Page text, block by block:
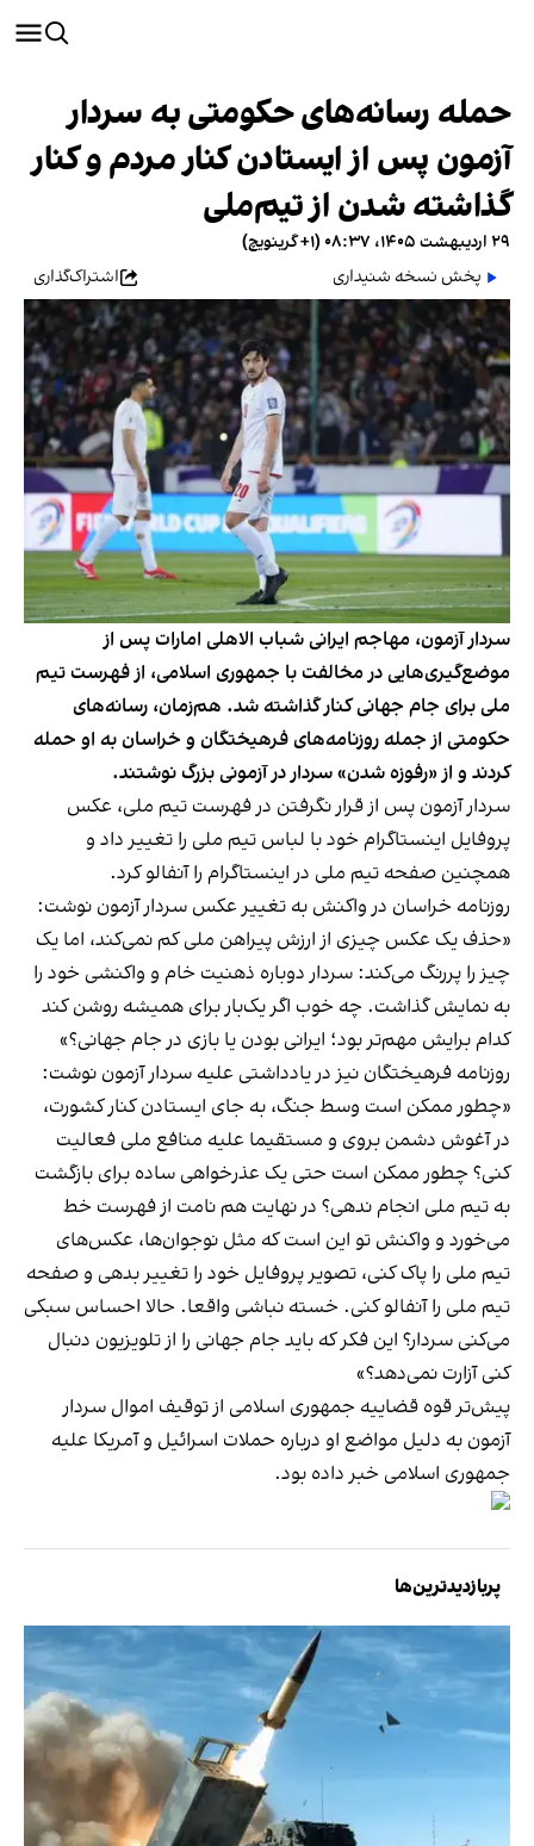
حمله رسانه‌های حکومتی به سردار
آزمون پس از ایستادن کنار مردم و کنار
گذاشته شدن از تیم‌ملی
۲۹ اردیبهشت ۱۴۰۵، ۰۸:۳۷ (‎+۱ گرینویچ)
پخش نسخه شنیداری
اشتراک‌گذاری
سردار آزمون، مهاجم ایرانی شباب الاهلی امارات پس از
موضع‌گیری‌هایی در مخالفت با جمهوری اسلامی، از فهرست تیم
ملی برای جام جهانی کنار گذاشته شد. هم‌زمان، رسانه‌های
حکومتی از جمله روزنامه‌های فرهیختگان و خراسان به او حمله
کردند و از «رفوزه شدن» سردار در آزمونی بزرگ نوشتند.
سردار آزمون پس از قرار نگرفتن در فهرست تیم ملی، عکس
پروفایل اینستاگرام خود با لباس تیم ملی را تغییر داد و
همچنین صفحه تیم ملی در اینستاگرام را آنفالو کرد.
روزنامه خراسان در واکنش به تغییر عکس سردار آزمون نوشت:
«حذف یک عکس چیزی از ارزش پیراهن ملی کم نمی‌کند، اما یک
چیز را پررنگ می‌کند: سردار دوباره ذهنیت خام و واکنشی خود را
به نمایش گذاشت. چه خوب اگر یک‌بار برای همیشه روشن کند
کدام برایش مهم‌تر بود؛ ایرانی بودن یا بازی در جام جهانی؟»
روزنامه فرهیختگان نیز در یادداشتی علیه سردار آزمون نوشت:
«چطور ممکن است وسط جنگ، به جای ایستادن کنار کشورت،
در آغوش دشمن بروی و مستقیما علیه منافع ملی فعالیت
کنی؟ چطور ممکن است حتی یک عذرخواهی ساده برای بازگشت
به تیم ملی انجام ندهی؟ در نهایت هم نامت از فهرست خط
می‌خورد و واکنش تو این است که مثل نوجوان‌ها، عکس‌های
تیم ملی را پاک کنی، تصویر پروفایل خود را تغییر بدهی و صفحه
تیم ملی را آنفالو کنی. خسته نباشی واقعا. حالا احساس سبکی
می‌کنی سردار؟ این فکر که باید جام جهانی را از تلویزیون دنبال
کنی آزارت نمی‌دهد؟»
پیش‌تر قوه قضاییه جمهوری اسلامی از توقیف اموال سردار
آزمون به دلیل مواضع او درباره حملات اسرائیل و آمریکا علیه
جمهوری اسلامی خبر داده بود.
پربازدیدترین‌ها